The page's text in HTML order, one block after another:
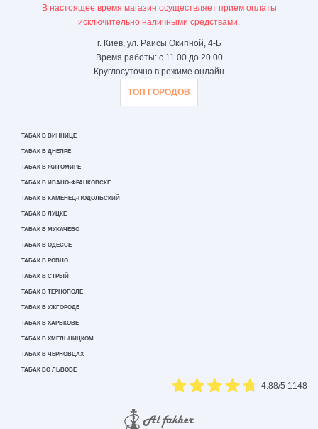
В настоящее время магазин осуществляет прием оплаты
исключительно наличными средствами.
г. Киев, ул. Раисы Окипной, 4-Б
Время работы: с 11.00 до 20.00
Круглосуточно в режиме онлайн
ТОП ГОРОДОВ
ТАБАК В ВИННИЦЕ
ТАБАК В ДНЕПРЕ
ТАБАК В ЖИТОМИРЕ
ТАБАК В ИВАНО-ФРАНКОВСКЕ
ТАБАК В КАМЕНЕЦ-ПОДОЛЬСКИЙ
ТАБАК В ЛУЦКЕ
ТАБАК В МУКАЧЕВО
ТАБАК В ОДЕССЕ
ТАБАК В РОВНО
ТАБАК В СТРЫЙ
ТАБАК В ТЕРНОПОЛЕ
ТАБАК В УЖГОРОДЕ
ТАБАК В ХАРЬКОВЕ
ТАБАК В ХМЕЛЬНИЦКОМ
ТАБАК В ЧЕРНОВЦАХ
ТАБАК ВО ЛЬВОВЕ
4.88/5 1148